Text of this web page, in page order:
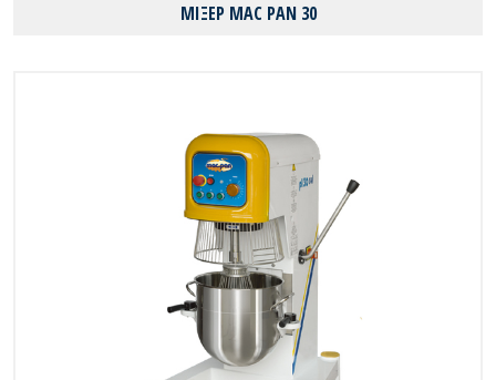
ΜΙΞΕΡ MAC PAN 30